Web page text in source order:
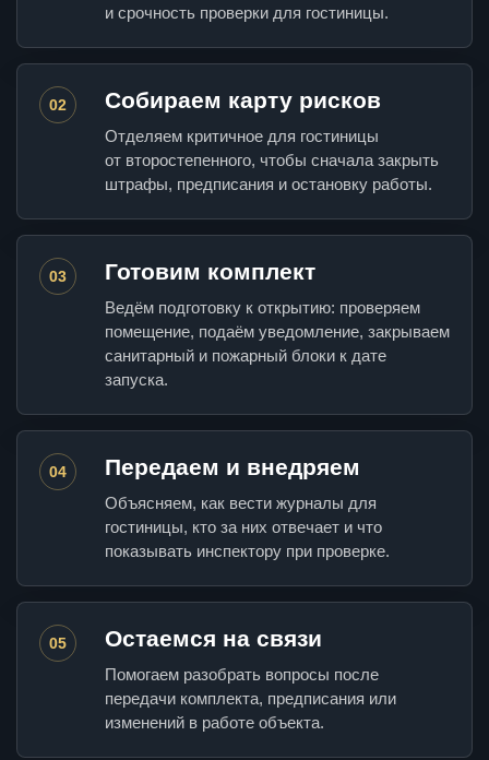
и срочность проверки для гостиницы.
02 Собираем карту рисков
Отделяем критичное для гостиницы
от второстепенного, чтобы сначала закрыть
штрафы, предписания и остановку работы.
03 Готовим комплект
Ведём подготовку к открытию: проверяем
помещение, подаём уведомление, закрываем
санитарный и пожарный блоки к дате
запуска.
04 Передаем и внедряем
Объясняем, как вести журналы для
гостиницы, кто за них отвечает и что
показывать инспектору при проверке.
05 Остаемся на связи
Помогаем разобрать вопросы после
передачи комплекта, предписания или
изменений в работе объекта.